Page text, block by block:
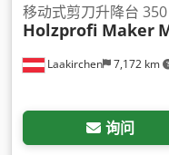
Laakirchen 7,172 km
移动式剪刀升降台
Holzprofi Maker
询问